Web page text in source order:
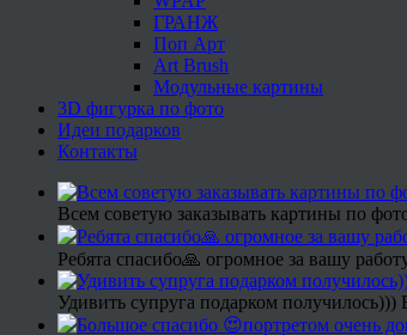
ГРАНЖ
Поп Арт
Art Brush
Модульные картины
3D фигурка по фото
Идеи подарков
Контакты
Всем советую заказывать картины по
Ребята спасибо🙏 огромное за вашу
Удивить супруга подарком